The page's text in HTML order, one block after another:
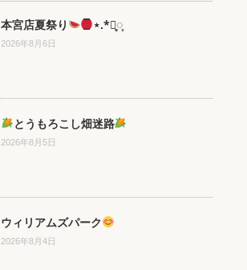
本宮店夏祭り ⋆.*⃝̥◌̥
2026年8月6日
とうもろこし畑迷路
2026年8月5日
ウィリアムズパーク
2026年8月4日